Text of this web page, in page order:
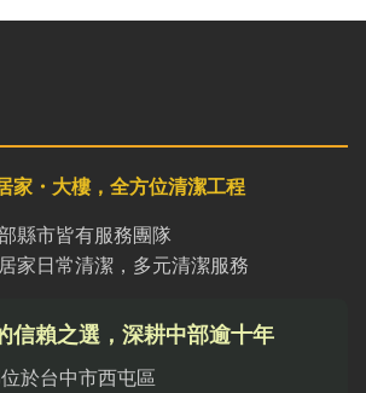
家・大樓，全方位清潔工程
縣市皆有服務團隊
家日常清潔，多元清潔服務
信賴之選，深耕中部逾十年
於台中市西屯區